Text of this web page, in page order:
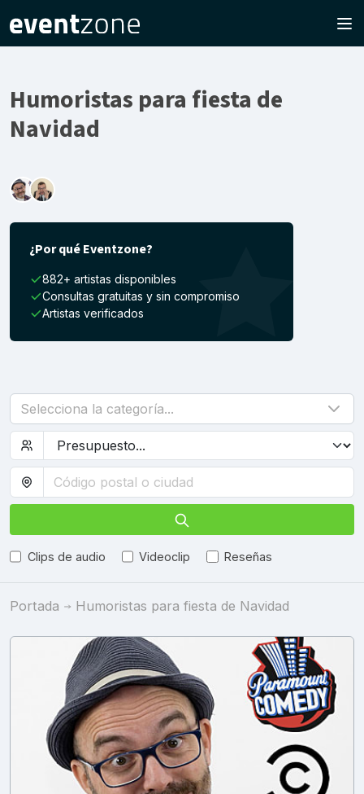
Humoristas para fiesta de
Navidad
¿Por qué Eventzone?
882+ artistas disponibles
Consultas gratuitas y sin compromiso
Artistas verificados
Selecciona la categoría...
Clips de audio Videoclip Reseñas
Portada Humoristas para fiesta de Navidad